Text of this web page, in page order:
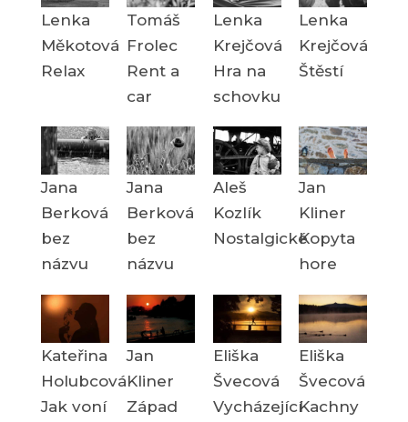
Lenka
Měkotová
Relax
Tomáš
Frolec
Rent a
car
Lenka
Krejčová
Hra na
schovku
Lenka
Krejčová
Štěstí
Jana
Berková
bez
názvu
Jana
Berková
bez
názvu
Aleš
Kozlík
Nostalgické
Jan
Kliner
Kopyta
hore
Kateřina
Holubcová
Jak voní
Jan
Kliner
Západ
Eliška
Švecová
Vycházející
Eliška
Švecová
Kachny